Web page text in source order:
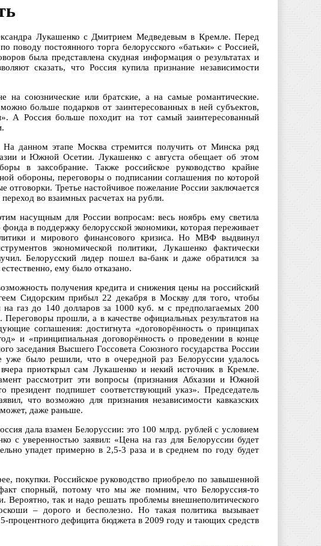
Лукашенко с Дмитрием Медведевым в Кремле. Перед
постоянного торга белорусского «батьки» с Россией,
была представлена скудная информация о результатах и
сказать, что Россия купила признание независимости
на союзнические или братские, а на самые романтические.
больше подарков от заинтересованных в ней субъектов,
А Россия больше походит на тот самый заинтересованный
данном этапе Москва стремится получить от Минска ряд
и Южной Осетии. Лукашенко с августа обещает об этом
в заксобрание. Также российское руководство крайне
обороны, переговоры о подписании соглашения по которой
Третье настойчивое пожелание России заключается
во взаимных расчетах на рубли.
насущным для России вопросам: весь ноябрь ему светила
в поддержку белорусской экономики, которая переживает
и мирового финансового кризиса. Но МВФ выдвинул
экономической политики, Лукашенко фактически
Белорусский лидер пошел ва-банк и даже обратился за
ему было отказано.
получения кредита и снижения цены на российский
Сидорским прибыл 22 декабря в Москву для того, чтобы
газ до 140 долларов за 1000 куб. м с предполагаемых 200
прошли, а в качестве официальных результатов на
соглашения: достигнута «договорённость о принципах
и «принципиальная договорённость о проведении в конце
заседания Высшего Госсовета Союзного государства России
было решили, что в очередной раз Белоруссии удалось
приоткрыл сам Лукашенко и некий источник в Кремле.
рассмотрит эти вопросы (признания Абхазии и Южной
подпишет соответствующий указ». Председатель
что возможно для признания независимости кавказских
может, даже раньше.
дала взамен Белоруссии: это 100 млрд. рублей с условием
с уверенностью заявил: «Цена на газ для Белоруссии будет
упадет примерно в 2,5-3 раза и в среднем по году будет
покупки. Российское руководство приобрело по завышенной
спорный, потому что мы же помним, что Белоруссия-то
Вероятно, так и надо решать проблемы внешнеполитического
– дорого и бесполезно. Но такая политика вызывает
процентного дефицита бюджета в 2009 году и тающих средств